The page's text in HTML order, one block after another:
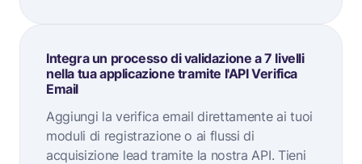
Integra un processo di validazione a 7 livelli
nella tua applicazione tramite l'API Verifica
Email
Aggiungi la verifica email direttamente ai tuoi
moduli di registrazione o ai flussi di
acquisizione lead tramite la nostra API. Tieni